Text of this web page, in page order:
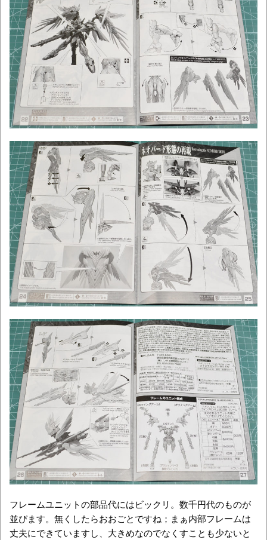
フレームユニットの部品代にはビックリ。数千円代のものが
並びます。無くしたらおおごとですね；まぁ内部フレームは
丈夫にできていますし、大きめなのでなくすことも少ないと